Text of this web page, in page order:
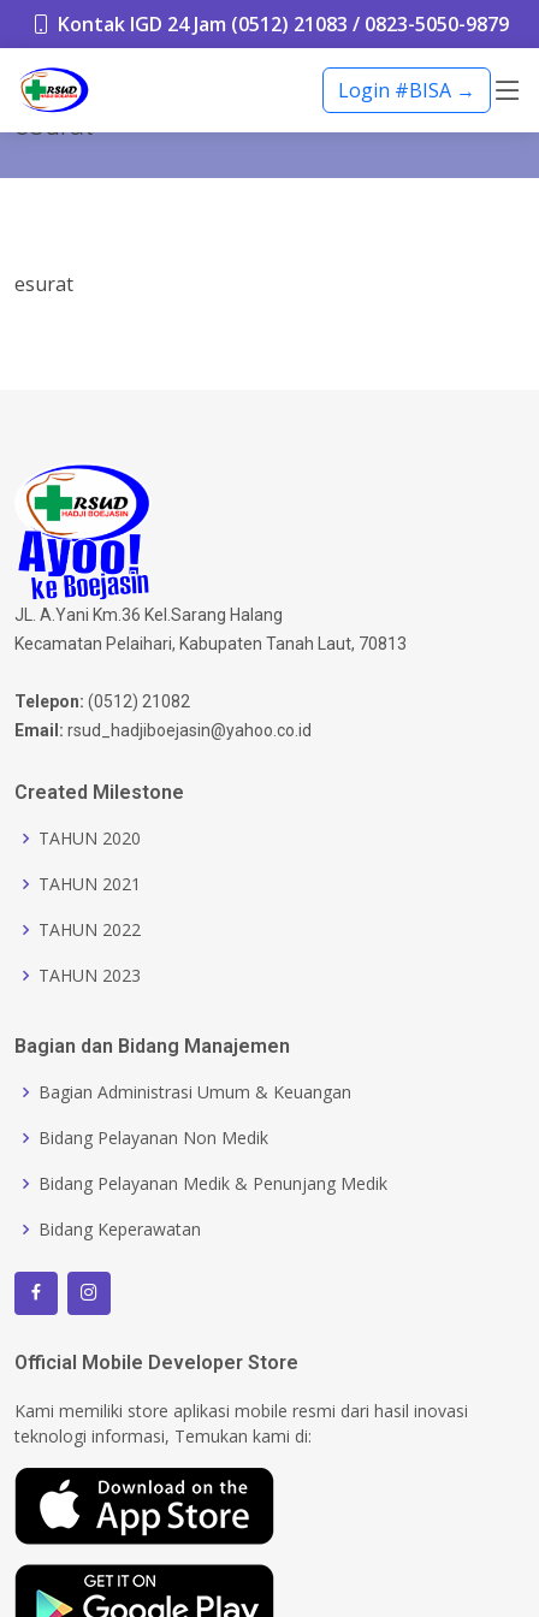
Kontak IGD 24 Jam (0512) 21083 / 0823-5050-9879
Login #BISA →
esurat
esurat
JL. A.Yani Km.36 Kel.Sarang Halang
Kecamatan Pelaihari, Kabupaten Tanah Laut, 70813
Telepon: (0512) 21082
Email: rsud_hadjiboejasin@yahoo.co.id
Created Milestone
TAHUN 2020
TAHUN 2021
TAHUN 2022
TAHUN 2023
Bagian dan Bidang Manajemen
Bagian Administrasi Umum & Keuangan
Bidang Pelayanan Non Medik
Bidang Pelayanan Medik & Penunjang Medik
Bidang Keperawatan
Official Mobile Developer Store
Kami memiliki store aplikasi mobile resmi dari hasil inovasi
teknologi informasi, Temukan kami di: